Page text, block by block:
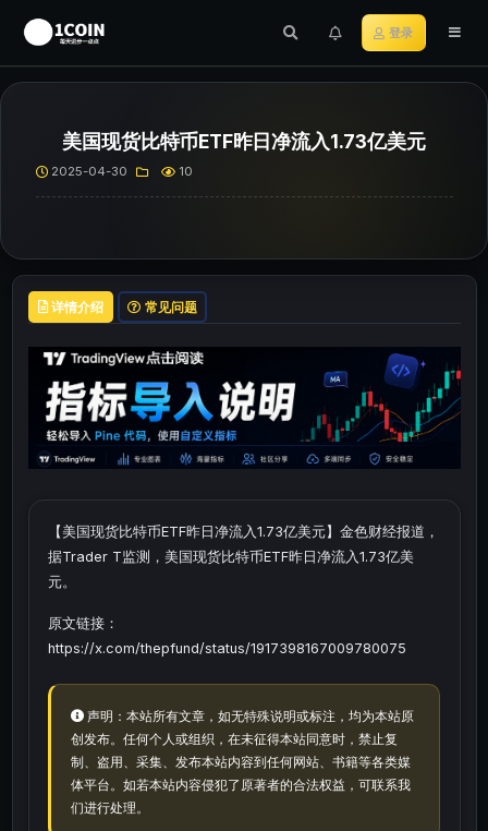
登录
美国现货比特币ETF昨日净流入1.73亿美元
2025-04-30 10
详情介绍 常见问题
【美国现货比特币ETF昨日净流入1.73亿美元】金色财经报道，
据Trader T监测，美国现货比特币ETF昨日净流入1.73亿美
元。
原文链接：
https://x.com/thepfund/status/1917398167009780075
声明：本站所有文章，如无特殊说明或标注，均为本站原
创发布。任何个人或组织，在未征得本站同意时，禁止复
制、盗用、采集、发布本站内容到任何网站、书籍等各类媒
体平台。如若本站内容侵犯了原著者的合法权益，可联系我
们进行处理。